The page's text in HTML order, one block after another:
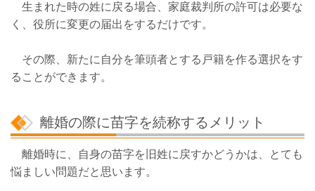
生まれた時の姓に戻る場合、家庭裁判所の許可は必要な
く、役所に変更の届出をするだけです。
その際、新たに自分を筆頭者とする戸籍を作る選択をす
ることができます。
離婚の際に苗字を続称するメリット
離婚時に、自身の苗字を旧姓に戻すかどうかは、とても
悩ましい問題だと思います。